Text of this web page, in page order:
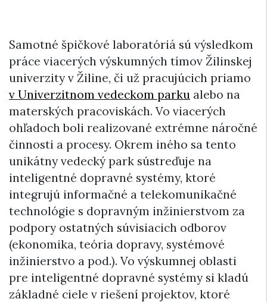
Samotné špičkové laboratóriá sú výsledkom
práce viacerých výskumných tímov Žilinskej
univerzity v Žiline, či už pracujúcich priamo
v Univerzitnom vedeckom parku alebo na
materských pracoviskách. Vo viacerých
ohľadoch boli realizované extrémne náročné
činnosti a procesy. Okrem iného sa tento
unikátny vedecký park sústreďuje na
inteligentné dopravné systémy, ktoré
integrujú informačné a telekomunikačné
technológie s dopravným inžinierstvom za
podpory ostatných súvisiacich odborov
(ekonomika, teória dopravy, systémové
inžinierstvo a pod.). Vo výskumnej oblasti
pre inteligentné dopravné systémy si kladú
základné ciele v riešení projektov, ktoré